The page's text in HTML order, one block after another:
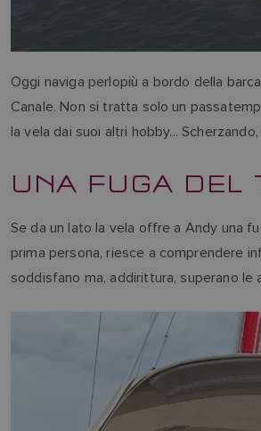
Oggi naviga perlopiù a bordo della
Canale. Non si tratta solo un
la vela dai suoi altri hobby...
UNA FUGA DEL
Se da un lato la vela offre a Andy una
prima persona, riesce a comprendere
soddisfano ma, addirittura, superano